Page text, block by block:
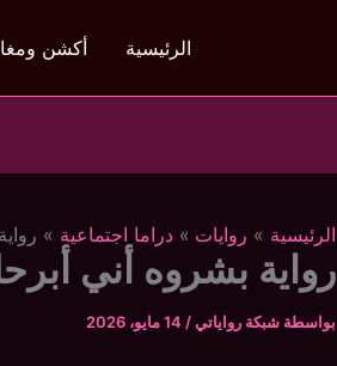
الرئيسية أكشن
الرئيسية روايات دراما اجتماعية
رواية بشروه أني
بواسطة شبكة رواياتي/ 14 مايو، 2026